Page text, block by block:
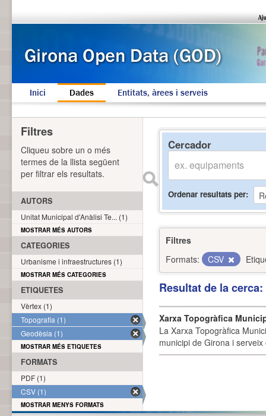
Inici Dades Entitats, àrees i serveis
Cercador
Ordenar resultats per
Filtres
Formats:
CSV
Resultat de la
Xarxa Topogràfica
La Xarxa Topogràfica
municipi de Girona i
Filtres
Cliqueu sobre un o més
termes de la llista següent
per filtrar els resultats.
AUTORS
Unitat Municipal d'Anàlisi Te... (1)
MOSTRAR MÉS AUTORS
CATEGORIES
Urbanisme i infraestructures (1)
MOSTRAR MÉS CATEGORIES
ETIQUETES
Vèrtex (1)
Topografia (1)
Geodèsia (1)
MOSTRAR MÉS ETIQUETES
FORMATS
PDF (1)
CSV (1)
MOSTRAR MENYS FORMATS